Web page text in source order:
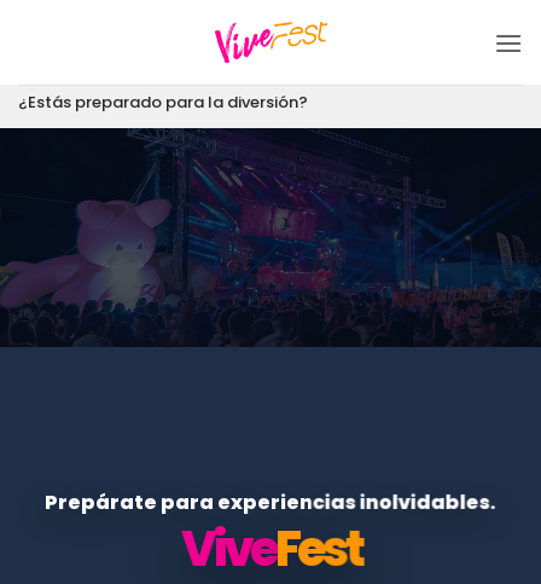
¿Estás preparado para la diversión?
Prepárate para experiencias inolvidables.
ViveFest